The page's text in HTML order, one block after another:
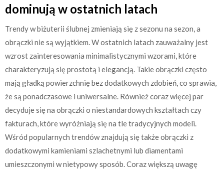
dominują w ostatnich latach
Trendy w biżuterii ślubnej zmieniają się z sezonu na sezon, a
obrączki nie są wyjątkiem. W ostatnich latach zauważalny jest
wzrost zainteresowania minimalistycznymi wzorami, które
charakteryzują się prostotą i elegancją. Takie obrączki często
mają gładką powierzchnię bez dodatkowych zdobień, co sprawia,
że są ponadczasowe i uniwersalne. Również coraz więcej par
decyduje się na obrączki o niestandardowych kształtach czy
fakturach, które wyróżniają się na tle tradycyjnych modeli.
Wśród popularnych trendów znajdują się także obrączki z
dodatkowymi kamieniami szlachetnymi lub diamentami
umieszczonymi w nietypowy sposób. Coraz większą uwagę